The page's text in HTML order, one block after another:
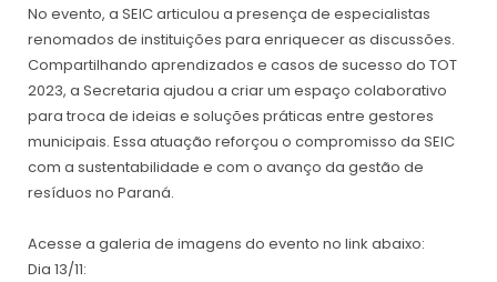
No evento, a SEIC articulou a presença de especialistas
renomados de instituições para enriquecer as discussões.
Compartilhando aprendizados e casos de sucesso do TOT
2023, a Secretaria ajudou a criar um espaço colaborativo
para troca de ideias e soluções práticas entre gestores
municipais. Essa atuação reforçou o compromisso da SEIC
com a sustentabilidade e com o avanço da gestão de
resíduos no Paraná.
Acesse a galeria de imagens do evento no link abaixo:
Dia 13/11: